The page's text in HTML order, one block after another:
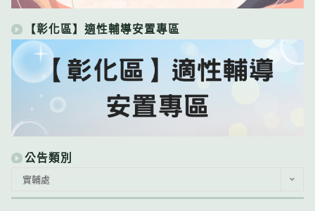
【彰化區】適性輔導安置專區
公告類別
類
實輔處